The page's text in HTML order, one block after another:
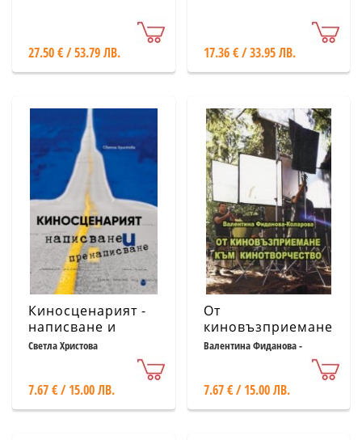
40th Anniversary
27.50 € / 53.79 ЛВ.
17.36 € / 33.95 ЛВ.
Киносценарият -
написване и
пренаписване
Светла Христова
7.67 € / 15.00 ЛВ.
От
киновъзприемане
към
кинотворчество
Валентина Фиданова -
7.67 € / 15.00 ЛВ.